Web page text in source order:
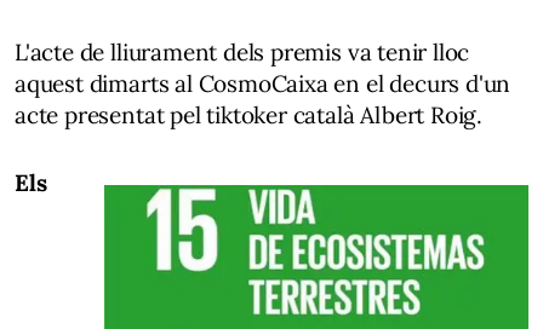
L'acte de lliurament dels premis va tenir lloc
aquest dimarts al CosmoCaixa en el decurs d'un
acte presentat pel tiktoker català Albert Roig.
Els